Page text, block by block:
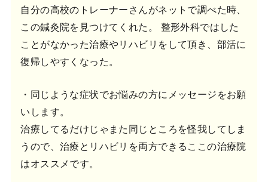
自分の高校のトレーナーさんがネットで調べた時、
この鍼灸院を見つけてくれた。 整形外科ではした
ことがなかった治療やリハビリをして頂き、部活に
復帰しやすくなった。
・同じような症状でお悩みの方にメッセージをお願
いします。
治療してるだけじゃまた同じところを怪我してしま
うので、治療とリハビリを両方できるここの治療院
はオススメです。